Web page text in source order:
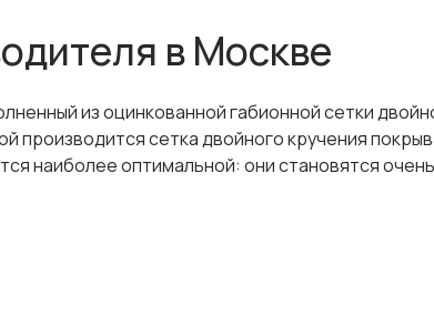
в Москве
из оцинкованной габионной сетки
производится сетка двойного кручения
наиболее оптимальной: они становятся